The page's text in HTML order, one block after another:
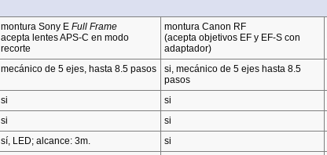
montura Sony E Full Frame
acepta lentes APS-C en modo
recorte
montura Canon RF
(acepta objetivos EF y EF-S con
adaptador)
mecánico de 5 ejes, hasta 8.5 pasos
si, mecánico de 5 ejes hasta 8.5
pasos
si si
si si
sí, LED; alcance: 3m. si